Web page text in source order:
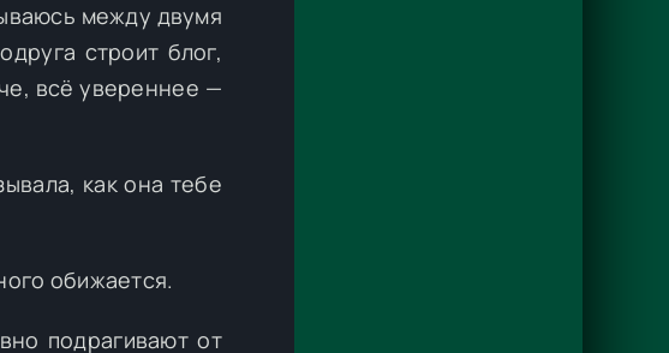
между двумя
строит блог,
всё увереннее —
как она тебе
обижается.
подрагивают от